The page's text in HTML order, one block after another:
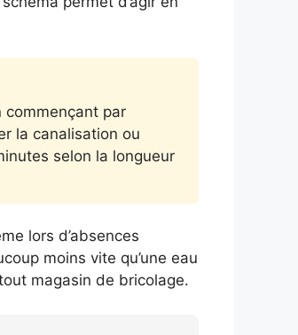
commençant par
la canalisation ou
selon la longueur
lors d’absences
moins vite qu’une eau
magasin de bricolage.